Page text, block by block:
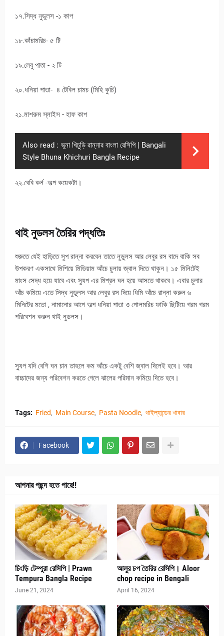
১৭.সিদ্ধ নুডুলস -১ কাপ
১৮.কাঁচামরিচ- ৫ টি
১৯.লেবু পাতা - ২ টি
২০.ধনিয়া পাতা- ৪ টেবিল চামচ (মিহি কুচি)
২১.মাশরুম স্লাইস - হাফ কাপ
Also read : ভুনা খিচুড়ি রান্নার বাংলা রেসিপি | Bangali
Style Bhuna Khichuri Bangla Recipe
২২.বেবি কর্ন -অল্প কয়েকটা।
থাই নুডলস তৈরির পদ্ধতিঃ
শুরুতে যেই হাড়িতে সুপ রান্না করবেন তাতে নুডুলস আর লেবুর রস বাদে বাকি সব
উপকরণ একসাথে মিশিয়ে মিডিয়াম আঁচে চুলায় জ্বাল দিতে থাকুন। ১৫ মিনিটেই
মাংস সেদ্ধ হয়ে যাবে এবং স্যুপ এর মিশ্রন ঘন হয়ে আসতে থাকবে। এবার চুলার
আঁচ কমিয়ে এতে সিদ্ধ নুডুলস আর লেবুর রস দিয়ে ধিমি আঁচে রান্না করুন ৬
মিনিটের মতো , নামানোর আগে অল্প ধনিয়া পাতা ও গোলমরিচ ফাকি ছিটিয়ে গরম গরম
পরিবেশন করুন থাই নুডলস।
স্যুপ যদি বেশি ঘন চান তাহলে কম আঁচে একটু বেশি জ্বাল দিলেই হবে। আর
বাচ্চাদের জন্য পরিবেশন করতে গেলে ঝালের পরিমান কমিয়ে দিতে হবে।
Tags: Fried Main Course Pasta Noodle থাইল্যান্ডের খাবার
Facebook
আপনার পছন্দ হতে পারে!!
চিংড়ি টেম্পুরা রেসিপি | Prawn
Tempura Bangla Recipe
June 21, 2024
আলুর চপ তৈরির রেসিপি। Aloor
chop recipe in Bengali
April 16, 2024